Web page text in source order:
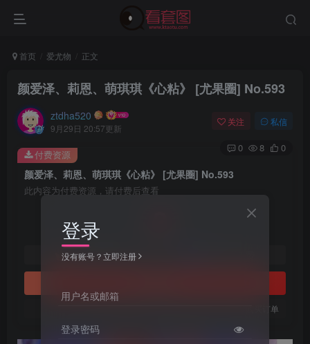
首页 爱尤物 正文
颜爱泽、莉恩、萌琪琪《心粘》 [尤果圈] No.593
ztdha520
9月29日 20:57更新
关注 私信
0 8 0
颜爱泽、莉恩、萌琪琪《心粘》 [尤果圈] No.593
此内容为付费资源，请付费后查看
黄金会员 免费
您当前未登录！建议登陆后购买，可保存购买订单
付费资源
登录
没有账号？立即注册
用户名或邮箱
登录密码